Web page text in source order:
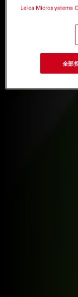
Leica Microsystems
全部